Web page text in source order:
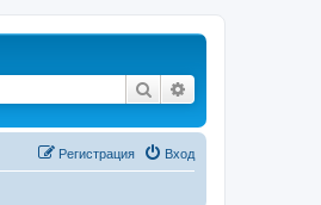
Поиск
Вход
Регистрация